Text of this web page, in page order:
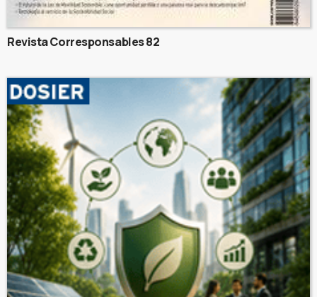
Revista Corresponsables 82